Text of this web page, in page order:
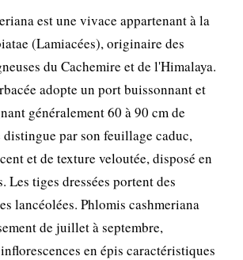
est une vivace appartenant à la
(Lamiacées), originaire des
du Cachemire et de l'Himalaya.
adopte un port buissonnant et
généralement 60 à 90 cm de
distingue par son feuillage caduc,
et de texture veloutée, disposé en
Les tiges dressées portent des
lancéolées. Phlomis cashmeriana
de juillet à septembre,
en épis caractéristiques